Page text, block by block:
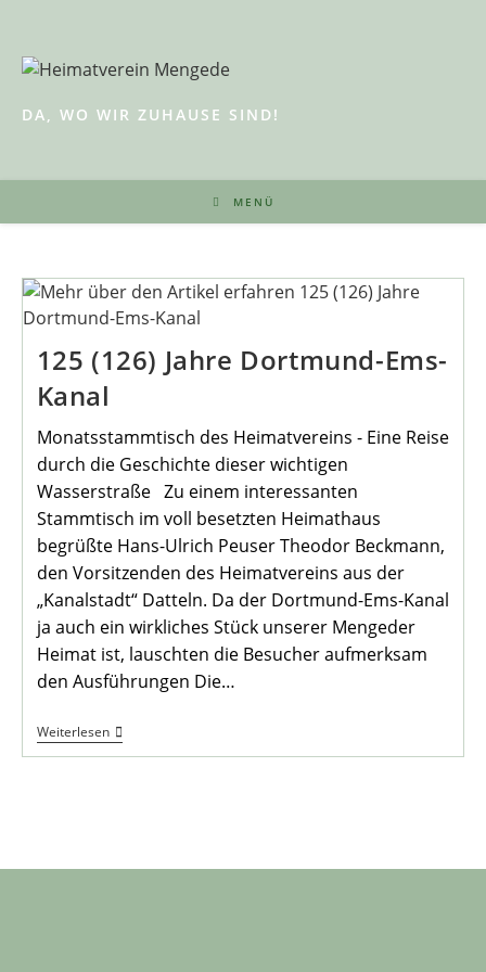
springen
DA, WO WIR ZUHAUSE SIND!
MENÜ
125 (126) Jahre Dortmund-Ems-
Kanal
Monatsstammtisch des Heimatvereins - Eine Reise
durch die Geschichte dieser wichtigen
Wasserstraße Zu einem interessanten
Stammtisch im voll besetzten Heimathaus
begrüßte Hans-Ulrich Peuser Theodor Beckmann,
den Vorsitzenden des Heimatvereins aus der
„Kanalstadt“ Datteln. Da der Dortmund-Ems-Kanal
ja auch ein wirkliches Stück unserer Mengeder
Heimat ist, lauschten die Besucher aufmerksam
den Ausführungen Die…
Weiterlesen125
(126)